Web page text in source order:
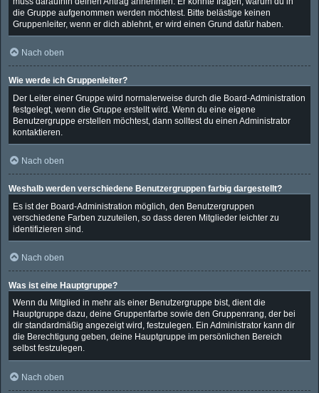
die Gruppe aufgenommen werden möchtest. Bitte belästige keinen
Gruppenleiter, wenn er dich ablehnt, er wird einen Grund dafür haben.
Nach oben
Wie werde ich Gruppenleiter?
Der Leiter einer Gruppe wird normalerweise durch die Board-Administration
festgelegt, wenn die Gruppe erstellt wird. Wenn du eine eigene
Benutzergruppe erstellen möchtest, dann solltest du einen Administrator
kontaktieren.
Nach oben
Weshalb werden verschiedene Benutzergruppen farbig dargestellt?
Es ist der Board-Administration möglich, den Benutzergruppen
verschiedene Farben zuzuteilen, so dass deren Mitglieder leichter zu
identifizieren sind.
Nach oben
Was ist eine Hauptgruppe?
Wenn du Mitglied in mehr als einer Benutzergruppe bist, dient die
Hauptgruppe dazu, deine Gruppenfarbe sowie den Gruppenrang, der bei
dir standardmäßig angezeigt wird, festzulegen. Ein Administrator kann dir
die Berechtigung geben, deine Hauptgruppe im persönlichen Bereich
selbst festzulegen.
Nach oben